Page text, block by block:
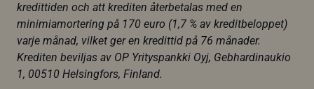
kredittiden och att krediten återbetalas med en
minimiamortering på 170 euro (1,7 % av kreditbeloppet)
varje månad, vilket ger en kredittid på 76 månader.
Krediten beviljas av OP Yrityspankki Oyj, Gebhardinaukio
1, 00510 Helsingfors, Finland.